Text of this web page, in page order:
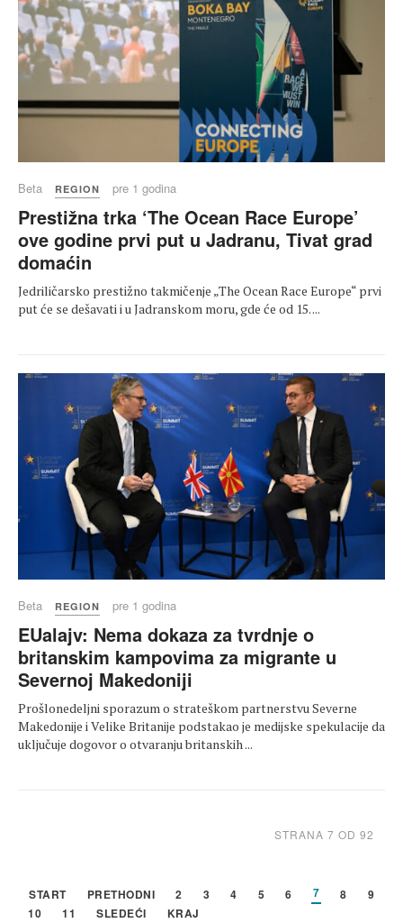
Beta REGION pre 1 godina
Prestižna trka ‘The Ocean Race Europe’
ove godine prvi put u Jadranu, Tivat grad
domaćin
Jedriličarsko prestižno takmičenje „The Ocean Race Europe“ prvi
put će se dešavati i u Jadranskom moru, gde će od 15. ...
Beta REGION pre 1 godina
EUalajv: Nema dokaza za tvrdnje o
britanskim kampovima za migrante u
Severnoj Makedoniji
Prošlonedeljni sporazum o strateškom partnerstvu Severne
Makedonije i Velike Britanije podstakao je medijske spekulacije da
uključuje dogovor o otvaranju britanskih ...
STRANA 7 OD 92
START PRETHODNI 2 3 4 5 6 7 8
9
10
11 SLEDEĆI KRAJ